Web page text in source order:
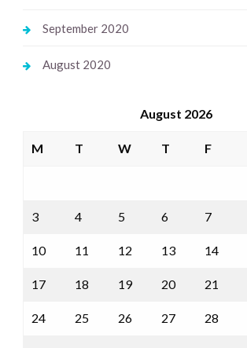
September 2020
August 2020
August 2026
M T W T F
3 4 5 6 7
10 11 12 13 14
17 18 19 20 21
24 25 26 27 28